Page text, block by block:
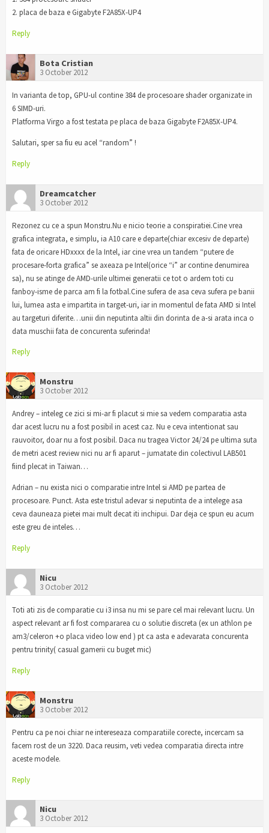
2. placa de baza e Gigabyte F2A85X-UP4
Reply
Bota Cristian
3 October 2012
In varianta de top, GPU-ul contine 384 de procesoare shader organizate in
6 SIMD-uri.
Platforma Virgo a fost testata pe placa de baza Gigabyte F2A85X-UP4.
Salutari, sper sa fiu eu acel “random” !
Reply
Dreamcatcher
3 October 2012
Rezonez cu ce a spun Monstru.Nu e nicio teorie a conspiratiei.Cine vrea
grafica integrata, e simplu, ia A10 care e departe(chiar excesiv de departe)
fata de oricare HDxxxx de la Intel, iar cine vrea un tandem “putere de
procesare-forta grafica” se axeaza pe Intel(orice “i” ar contine denumirea
sa), nu se atinge de AMD-urile ultimei generatii ce tot o ardem toti cu
fanboy-isme de parca am fi la fotbal.Cine sufera de asa ceva sufera pe banii
lui, lumea asta e impartita in target-uri, iar in momentul de fata AMD si Intel
au targeturi diferite…unii din neputinta altii din dorinta de a-si arata inca o
data muschii fata de concurenta suferinda!
Reply
Monstru
3 October 2012
Andrey – inteleg ce zici si mi-ar fi placut si mie sa vedem comparatia asta
dar acest lucru nu a fost posibil in acest caz. Nu e ceva intentionat sau
rauvoitor, doar nu a fost posibil. Daca nu tragea Victor 24/24 pe ultima suta
de metri acest review nici nu ar fi aparut – jumatate din colectivul LAB501
fiind plecat in Taiwan…
Adrian – nu exista nici o comparatie intre Intel si AMD pe partea de
procesoare. Punct. Asta este tristul adevar si neputinta de a intelege asa
ceva dauneaza pietei mai mult decat iti inchipui. Dar deja ce spun eu acum
este greu de inteles…
Reply
Nicu
3 October 2012
Toti ati zis de comparatie cu i3 insa nu mi se pare cel mai relevant lucru. Un
aspect relevant ar fi fost compararea cu o solutie discreta (ex un athlon pe
am3/celeron +o placa video low end ) pt ca asta e adevarata concurenta
pentru trinity( casual gamerii cu buget mic)
Reply
Monstru
3 October 2012
Pentru ca pe noi chiar ne intereseaza comparatiile corecte, incercam sa
facem rost de un 3220. Daca reusim, veti vedea comparatia directa intre
aceste modele.
Reply
Nicu
3 October 2012